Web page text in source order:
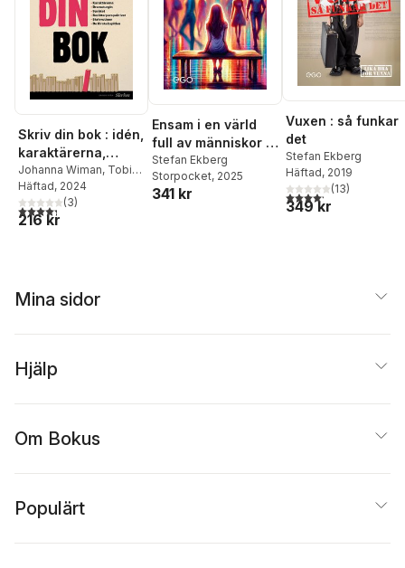
Skriv din bok : idén,
karaktärerna,
dramaturgin,
språket,
berättarperspektiv
et, skrivrutinen, de
Johanna Wiman, Tobias
Regnell
Häftad, 2024
4,3utav 5 stjärnor. Totalt antal röster:
(3)
216 kr
Ensam i en värld
full av människor -
en bok om
ensamhet,
gemenskap och att
Stefan Ekberg
Storpocket, 2025
341 kr
Vuxen : så funkar
det
Stefan Ekberg
Häftad, 2019
4,2utav 5 stjärnor.
(13)
349 kr
Mina sidor
Hjälp
Om Bokus
Populärt